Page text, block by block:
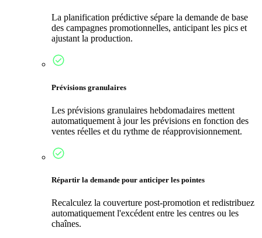
La planification prédictive sépare la demande de base
des campagnes promotionnelles, anticipant les pics et
ajustant la production.
Prévisions granulaires
Les prévisions granulaires hebdomadaires mettent
automatiquement à jour les prévisions en fonction des
ventes réelles et du rythme de réapprovisionnement.
Répartir la demande pour anticiper les pointes
Recalculez la couverture post-promotion et redistribuez
automatiquement l'excédent entre les centres ou les
chaînes.